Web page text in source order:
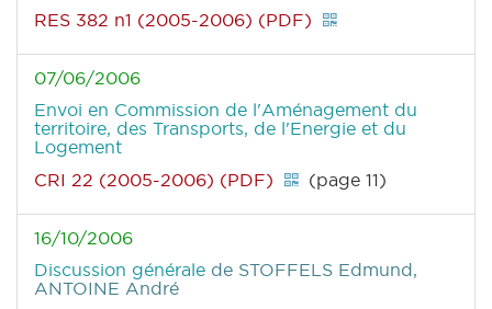
RES 382 n1 (2005-2006) (PDF)
07/06/2006
Envoi en Commission de l'Aménagement du
territoire, des Transports, de l'Energie et du
Logement
CRI 22 (2005-2006) (PDF)
(page 11)
16/10/2006
Discussion générale de STOFFELS Edmund,
ANTOINE André